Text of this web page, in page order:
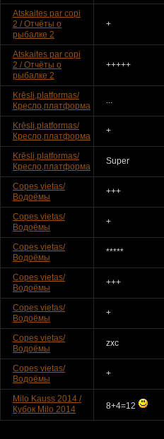
Atskaites par copi
2 / Отчёты о
рыбалке 2
+
Atskaites par copi
2 / Отчёты о
рыбалке 2
+++++
Krēsli,platformas/
Кресло,платформа
...
Krēsli,platformas/
Кресло,платформа
+
Krēsli,platformas/
Кресло,платформа
Super
Copes vietas/
Водоёмы
+++
Copes vietas/
Водоёмы
+
Copes vietas/
Водоёмы
*****
Copes vietas/
Водоёмы
+++
Copes vietas/
Водоёмы
+
Copes vietas/
Водоёмы
zxc
Copes vietas/
Водоёмы
+
Milo Kauss 2014 /
Кубок Milo 2014
8+4=12